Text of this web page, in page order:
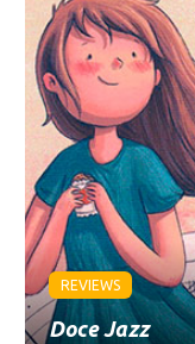
REVIEWS
Doce Jazz